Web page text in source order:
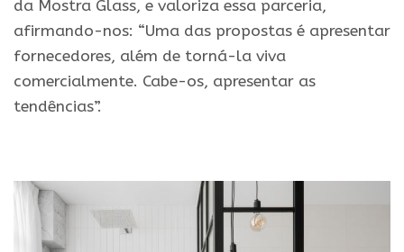
da Mostra Glass, e valoriza essa parceria,
afirmando-nos: “Uma das propostas é apresentar
fornecedores, além de torná-la viva
comercialmente. Cabe-os, apresentar as
tendências”.